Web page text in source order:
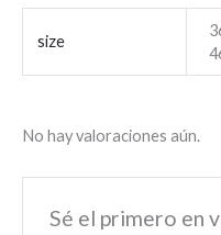
size
No hay valoraciones aún.
Sé el primero en